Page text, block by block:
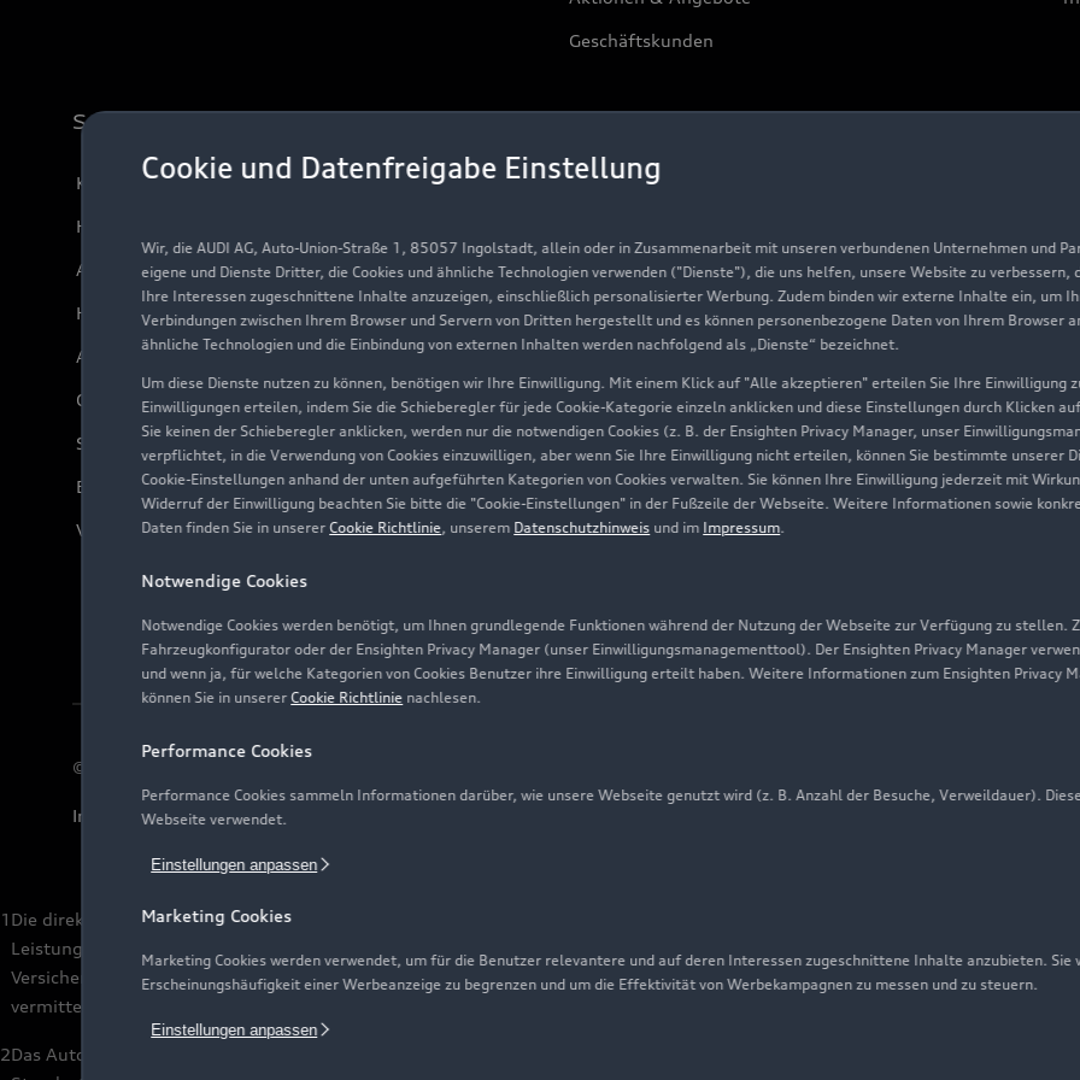
Cookie und Datenfreigabe Einstellung
Wir, die AUDI AG, Auto-Union-Straße 1, 85057 Ingolstadt, allein oder in Zusammenarbeit mit unseren verbundenen Unternehmen und
eigene und Dienste Dritter, die Cookies und ähnliche Technologien verwenden ("Dienste"), die uns helfen, unsere Website zu
Ihre Interessen zugeschnittene Inhalte anzuzeigen, einschließlich personalisierter Werbung. Zudem binden wir externe Inhalte ein, um
Verbindungen zwischen Ihrem Browser und Servern von Dritten hergestellt und es können personenbezogene Daten von Ihrem Browser
ähnliche Technologien und die Einbindung von externen Inhalten werden nachfolgend als „Dienste“ bezeichnet.
Um diese Dienste nutzen zu können, benötigen wir Ihre Einwilligung. Mit einem Klick auf "Alle akzeptieren" erteilen Sie Ihre Einwilligung
Einwilligungen erteilen, indem Sie die Schieberegler für jede Cookie-Kategorie einzeln anklicken und diese Einstellungen durch Klicken
Sie keinen der Schieberegler anklicken, werden nur die notwendigen Cookies (z. B. der Ensighten Privacy Manager, unser
verpflichtet, in die Verwendung von Cookies einzuwilligen, aber wenn Sie Ihre Einwilligung nicht erteilen, können Sie bestimmte unserer
Cookie-Einstellungen anhand der unten aufgeführten Kategorien von Cookies verwalten. Sie können Ihre Einwilligung jederzeit mit
Widerruf der Einwilligung beachten Sie bitte die "Cookie-Einstellungen" in der Fußzeile der Webseite. Weitere Informationen sowie
Daten finden Sie in unsererCookie Richtlinie, unserem Datenschutzhinweis und im Impressum.
Notwendige Cookies
Notwendige Cookies werden benötigt, um Ihnen grundlegende Funktionen während der Nutzung der Webseite zur Verfügung zu stellen.
Fahrzeugkonfigurator oder der Ensighten Privacy Manager (unser Einwilligungsmanagementtool). Der Ensighten Privacy Manager
und wenn ja, für welche Kategorien von Cookies Benutzer ihre Einwilligung erteilt haben. Weitere Informationen zum Ensighten Privacy
können Sie in unsererCookie Richtlinie nachlesen.
Performance Cookies
Performance Cookies sammeln Informationen darüber, wie unsere Webseite genutzt wird (z. B. Anzahl der Besuche, Verweildauer).
Webseite verwendet.
Einstellungen anpassen
Marketing Cookies
Marketing Cookies werden verwendet, um für die Benutzer relevantere und auf deren Interessen zugeschnittene Inhalte anzubieten. Sie
Erscheinungshäufigkeit einer Werbeanzeige zu begrenzen und um die Effektivität von Werbekampagnen zu messen und zu steuern.
Einstellungen anpassen
Geschäftskunden
Support
Kundenservice
Händlersuche
Audi Code
Häufige Fragen (FAQ)
Audi Online Beratung
Online-Terminvereinbarung
Servicekontakt
Bordbuch & Bedienungsanleitungen
Verträge kündigen
Unternehmen
Investor Relations
Presse & Media Center
Datenschutz
Audi erleben
Newsletter
© 2026 AUDI AG. Alle Rechte vorbehalten
Impressum Rechtliches
1 Die direkten und indirekten Tochtergesellschaften der Volkswagen Financial Services AG erbringen unter dem gemeinsamen
Leistungen. Es handelt sich hierbei um Bankleistungen (durch Volkswagen Bank GmbH), Leasingleistungen (durch
Versicherung AG, Volkswagen Autoversicherung AG) sowie Mobilitätsleistungen (u. a. durch Volkswagen Leasing GmbH).
vermittelt.
2Das Autohaus ist zertifiziert von der Audi Leasing, Zweigniederlassung der Volkswagen Leasing GmbH. Die Grundlage der